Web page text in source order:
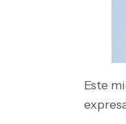
Este